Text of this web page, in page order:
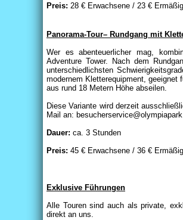
Preis: 28 € Erwachsene / 23 €
Panorama-Tour– Rundgang mit
Wer es abenteuerlicher mag,
Adventure Tower. Nach dem
unterschiedlichsten
modernem Kletterequipment,
aus rund 18 Metern Höhe abseilen.
Diese Variante wird derzeit
Mail an:
Dauer: ca. 3 Stunden
Preis: 45 € Erwachsene / 36 €
Exklusive Führungen
Alle Touren sind auch als private,
direkt an uns.